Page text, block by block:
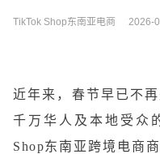
TikTok Shop东南亚电商 2026-
近年来，春节早已不
千万华人及本地受众
Shop东南亚跨境电商